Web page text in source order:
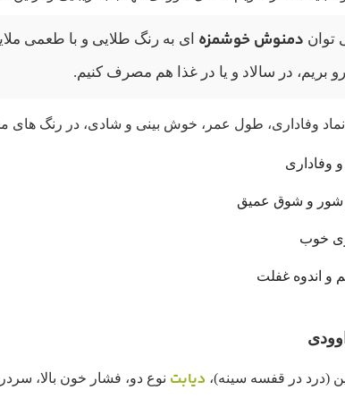
توان دمنوش خوشمزه ای به رنگ طلایی و با طعمی
در سالاد و یا در غذا هم مصرف کنیم.
نماد وفاداری، طول عمر، خوش بینی و شادی، در رنگ های
وفاداری
شور و شوق عمیق
خوب
و اندوه غفلت
(درد در قفسه سینه)،دیابت نوع دو، فشار خون بالا،